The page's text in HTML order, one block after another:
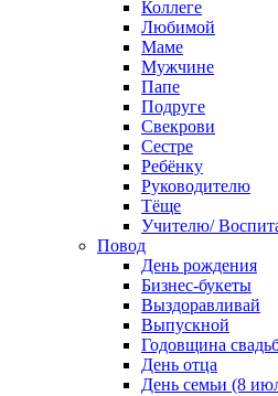
Коллеге
Любимой
Маме
Мужчине
Папе
Подруге
Свекрови
Сестре
Ребёнку
Руководителю
Тёще
Учителю/
Повод
День рождения
Бизнес-букеты
Выздоравливай
Выпускной
Годовщина
День отца
День семьи (8